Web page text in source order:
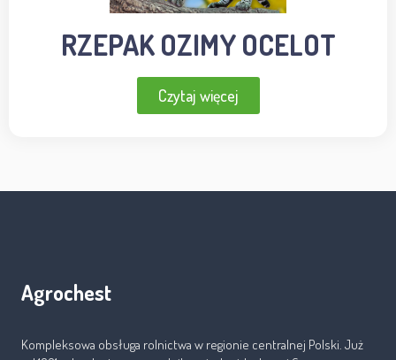
RZEPAK OZIMY OCELOT
Czytaj więcej
Agrochest
Kompleksowa obsługa rolnictwa w regionie centralnej Polski. Już